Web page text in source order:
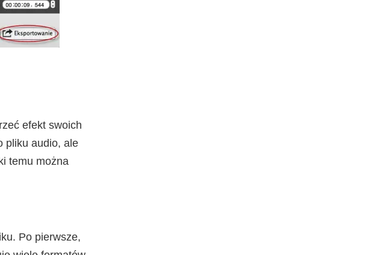
efekt swoich
pliku audio, ale
temu można
Po pierwsze,